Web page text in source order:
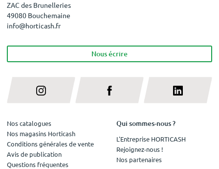
ZAC des Brunelleries
49080 Bouchemaine
info@horticash.fr
Nous écrire
Nos catalogues
Nos magasins Horticash
Conditions générales de vente
Avis de publication
Questions fréquentes
Qui sommes-nous ?
L'Entreprise HORTICASH
Rejoignez-nous !
Nos partenaires